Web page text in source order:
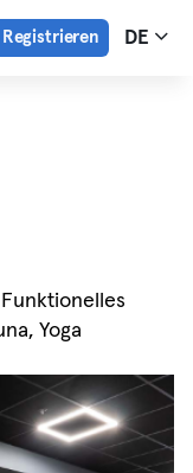
Registrieren DE
Yoga